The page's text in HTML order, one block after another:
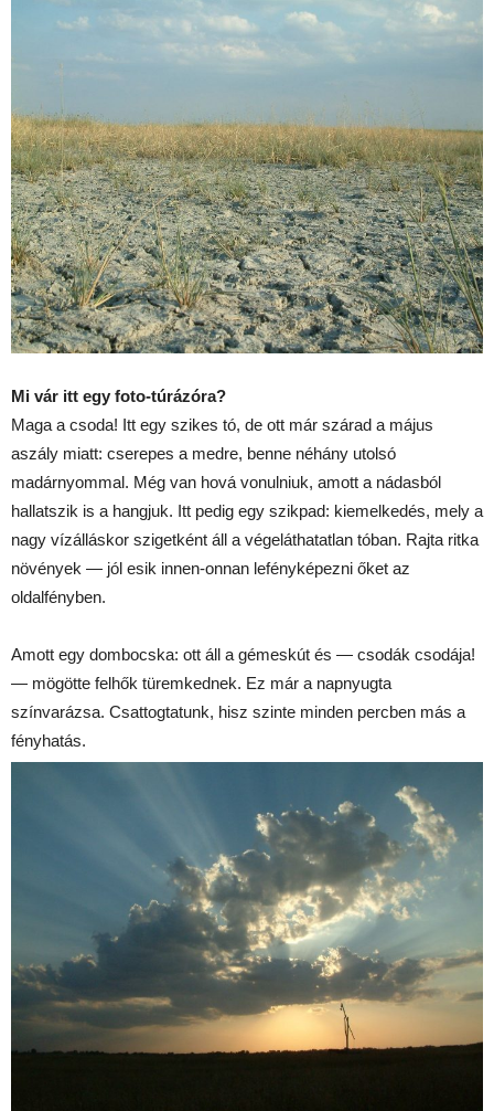
Mi vár itt egy foto-túrázóra?
Maga a csoda! Itt egy szikes tó, de ott már szárad a május
aszály miatt: cserepes a medre, benne néhány utolsó
madárnyommal. Még van hová vonulniuk, amott a nádasból
hallatszik is a hangjuk. Itt pedig egy szikpad: kiemelkedés, mely a
nagy vízálláskor szigetként áll a végeláthatatlan tóban. Rajta ritka
növények — jól esik innen-onnan lefényképezni őket az
oldalfényben.
Amott egy dombocska: ott áll a gémeskút és — csodák csodája!
— mögötte felhők türemkednek. Ez már a napnyugta
színvarázsa. Csattogtatunk, hisz szinte minden percben más a
fényhatás.